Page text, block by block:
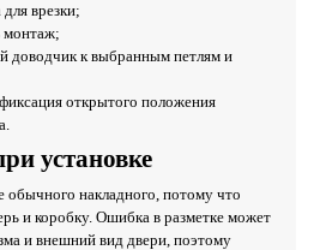
врезки;
монтаж;
доводчик к выбранным петлям и
открытого положения
установке
накладного, потому что
и коробку. Ошибка в разметке может
и внешний вид двери, поэтому